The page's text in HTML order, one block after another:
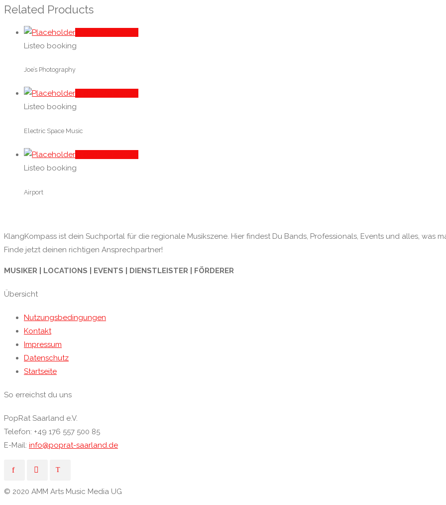
Related Products
Listeo booking
Joe’s Photography
Listeo booking
Electric Space Music
Listeo booking
Airport
KlangKompass ist dein Suchportal für die regionale Musikszene. Hier findest Du Bands, Professionals, Events und alles, was
Finde jetzt deinen richtigen Ansprechpartner!
MUSIKER | LOCATIONS | EVENTS | DIENSTLEISTER | FÖRDERER
Übersicht
Nutzungsbedingungen
Kontakt
Impressum
Datenschutz
Startseite
So erreichst du uns
PopRat Saarland e.V.
Telefon: +49 176 557 500 85
E-Mail: info@poprat-saarland.de
© 2020 AMM Arts Music Media UG